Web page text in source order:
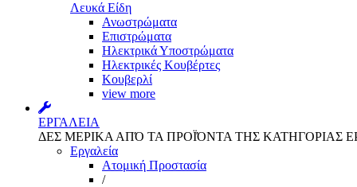
Λευκά Είδη
Ανωστρώματα
Επιστρώματα
Ηλεκτρικά Υποστρώματα
Ηλεκτρικές Κουβέρτες
Κουβερλί
view more
ΕΡΓΑΛΕΙΑ
ΔΕΣ ΜΕΡΙΚΑ ΑΠΌ ΤΑ ΠΡΟΪΌΝΤΑ ΤΗΣ ΚΑΤΗΓΟΡΙΑΣ
Εργαλεία
Aτομική Προστασία
/